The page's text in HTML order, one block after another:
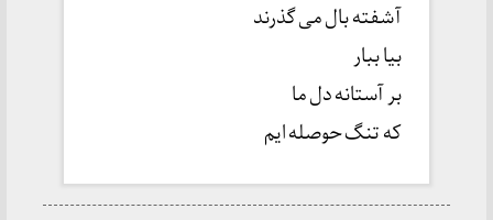
آشفته بال می گذرند
بیا ببار
بر آستانه دل ما
که تنگ حوصله ایم